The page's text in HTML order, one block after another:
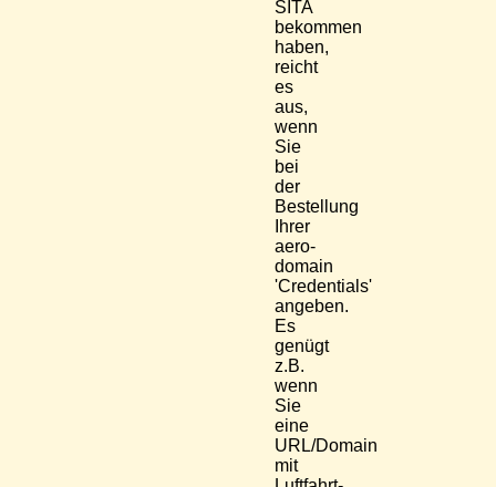
SITA
bekommen
haben,
reicht
es
aus,
wenn
Sie
bei
der
Bestellung
Ihrer
aero-
domain
'Credentials'
angeben.
Es
genügt
z.B.
wenn
Sie
eine
URL/Domain
mit